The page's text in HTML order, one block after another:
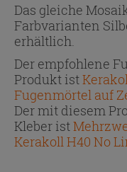
Das gleiche
Farbvarianten
erhältlich.
Der empfohlene
Produkt ist
Fugenmörtel auf
Der mit diesem
Kleber ist
Kerakoll H40 No